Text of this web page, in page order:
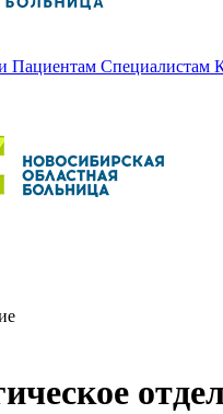
Пациентам Специалистам